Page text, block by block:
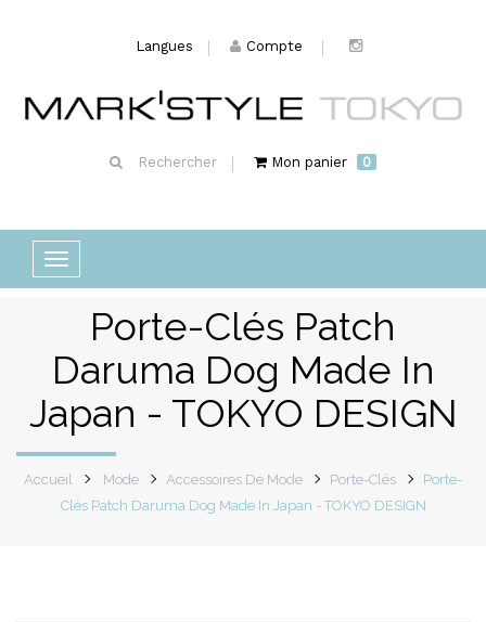
Langues Compte
Rechercher Mon panier 0
Basculer
la
navigationPorte-Clés Patch
Daruma Dog Made In
Japan - TOKYO DESIGN
Accueil Mode Accessoires De Mode Porte-Clés
Porte-
Clés Patch Daruma Dog Made In Japan - TOKYO DESIGN